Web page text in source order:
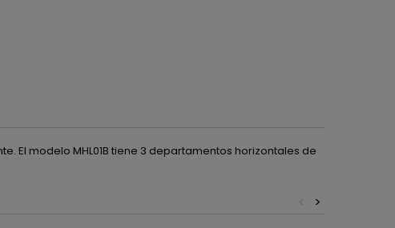
El modelo MHL01B tiene 3 departamentos horizontales de
>
<